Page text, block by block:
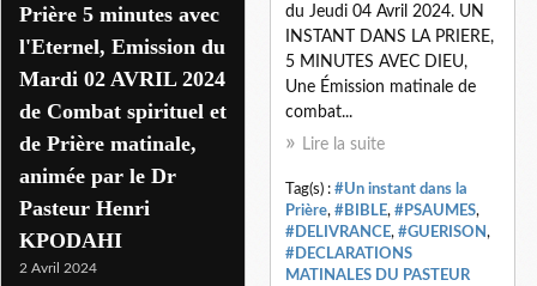
du Jeudi 04 Avril 2024. UN
INSTANT DANS LA PRIERE,
5 MINUTES AVEC DIEU,
Une Émission matinale de
combat...
Lire la suite
Tag(s) : #Un instant dans la
Prière, #BIBLE, #PSAUMES,
#DELIVRANCE, #GUERISON,
#DECLARATIONS
MATINALES DU PASTEUR
Prière 5 minutes avec
l'Eternel, Emission du
Mardi 02 AVRIL 2024
de Combat spirituel et
de Prière matinale,
animée par le Dr
Pasteur Henri
KPODAHI
2 Avril 2024